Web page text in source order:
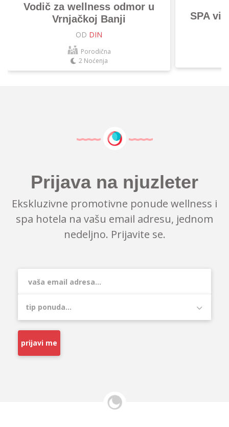
Vodič za wellness odmor u
Vrnjačkoj Banji
OD DIN
Porodična
2 Noćenja
SPA
Prijava na njuzleter
Ekskluzivne promotivne ponude wellness i
spa hotela na vašu email adresu, jednom
nedeljno. Prijavite se.
prijavi me